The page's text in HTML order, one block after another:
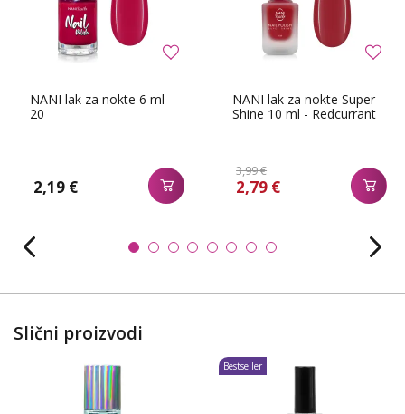
NANI lak za nokte 6 ml -
20
2,19 €
NANI lak za nokte Super
Shine 10 ml - Redcurrant
3,99 €
2,79 €
Slični proizvodi
Bestseller